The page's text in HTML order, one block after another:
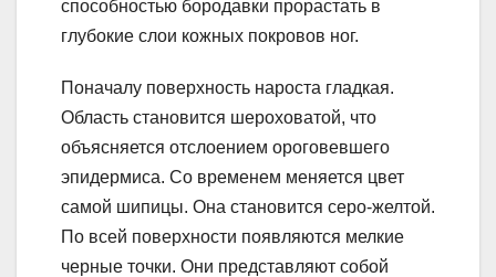
способностью бородавки прорастать в
глубокие слои кожных покровов ног.
Поначалу поверхность нароста гладкая.
Область становится шероховатой, что
объясняется отслоением ороговевшего
эпидермиса. Со временем меняется цвет
самой шипицы. Она становится серо-желтой.
По всей поверхности появляются мелкие
черные точки. Они представляют собой